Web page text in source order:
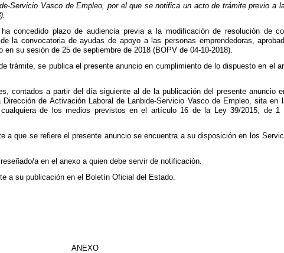
Servicio Vasco de Empleo, por el que se notifica un acto de trámite previo a
concedido plazo de audiencia previa a la modificación de resolución de
la convocatoria de ayudas de apoyo a las personas emprendedoras,
su sesión de 25 de septiembre de 2018 (BOPV de 04-10-2018).
trámite, se publica el presente anuncio en cumplimiento de lo dispuesto en el
contados a partir del día siguiente al de la publicación del presente anuncio
de Activación Laboral de Lanbide-Servicio Vasco de Empleo, sita en
de los medios previstos en el artículo 16 de la Ley 39/2015, de 1
que se refiere el presente anuncio se encuentra a su disposición en los
a en el anexo a quien debe servir de notificación.
a su publicación en el Boletín Oficial del Estado.
ANEXO